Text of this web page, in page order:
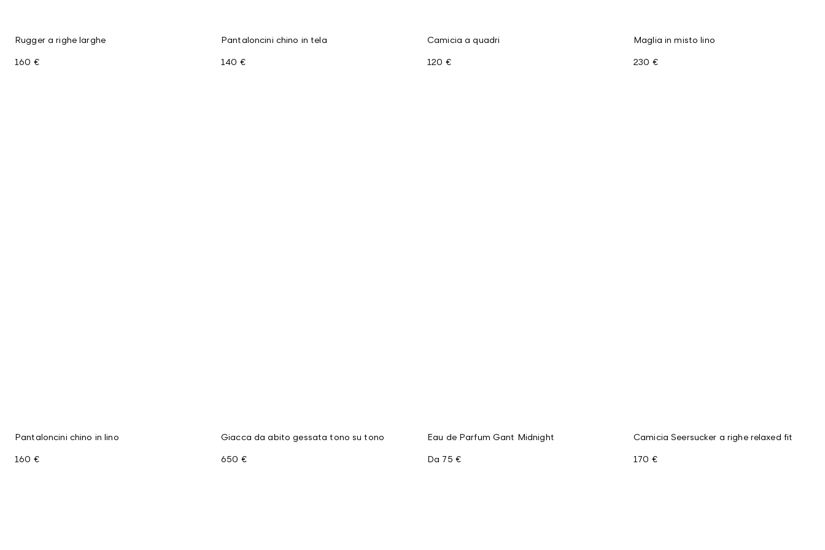
Rugger a righe larghe
160 €
Pantaloncini chino in tela
140 €
Camicia a quadri
120 €
Maglia in misto lino
230 €
Pantaloncini chino in lino
160 €
Giacca da abito gessata tono su tono
650 €
Eau de Parfum Gant Midnight
Da 75 €
Camicia Seersucker a righe relaxed fit
170 €